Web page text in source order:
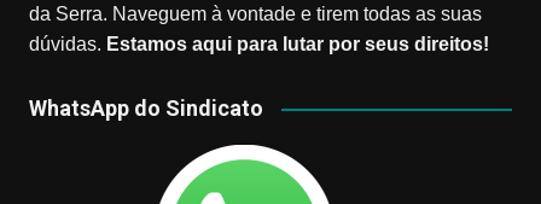
da Serra. Naveguem à vontade e tirem todas as suas
dúvidas. Estamos aqui para lutar por seus direitos!
WhatsApp do Sindicato